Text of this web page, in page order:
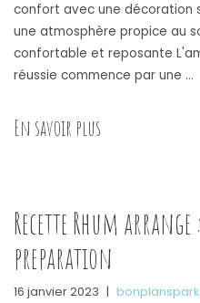
confort avec une décoration
une atmosphère propice au
confortable et reposante
réussie commence par une …
En savoir plus
Recette Rhum
preparation
16 janvier 2023 | bonplanspark